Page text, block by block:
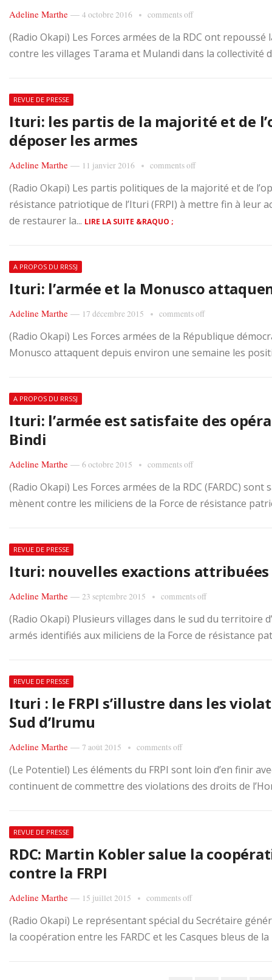
Adeline Marthe — 4 octobre 2016 comments off
(Radio Okapi) Les Forces armées de la RDC ont
contre les villages Tarama et Mulandi dans la collectivité
REVUE DE PRESSE
Ituri: les partis de la majorité et de
déposer les armes
Adeline Marthe — 11 janvier 2016 comments off
(Radio Okapi) Les partis politiques de la majorité et de
résistance patriotique de l’Ituri (FRPI) à mettre fin à
de restaurer la... LIRE LA SUITE &RAQUO ;
A PROPOS DU RRSSJ
Ituri: l’armée et la Monusco
Adeline Marthe — 17 décembre 2015 comments off
(Radio Okapi) Les Forces armées de la République
Monusco attaquent depuis environ une semaine les
A PROPOS DU RRSSJ
Ituri: l’armée est satisfaite des
Bindi
Adeline Marthe — 6 octobre 2015 comments off
(Radio Okapi) Les Forces armées de la RDC (FARDC)
mènent contre les miliciens de la Force de résistance
REVUE DE PRESSE
Ituri: nouvelles exactions attribuées
Adeline Marthe — 23 septembre 2015 comments off
(Radio Okapi) Plusieurs villages dans le sud du territoire
armés identifiés aux miliciens de la Force de résistance
REVUE DE PRESSE
Ituri : le FRPI s’illustre dans les
Sud d’Irumu
Adeline Marthe — 7 août 2015 comments off
(Le Potentiel) Les éléments du FRPI sont loin d’en finir
continuent de commettre des violations des droits de
REVUE DE PRESSE
RDC: Martin Kobler salue la
contre la FRPI
Adeline Marthe — 15 juillet 2015 comments off
(Radio Okapi) Le représentant spécial du Secrétaire
la coopération entre les FARDC et les Casques bleus de